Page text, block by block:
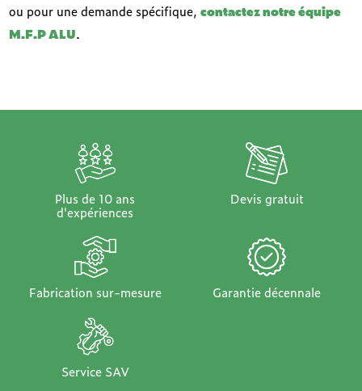
ou pour une demande spécifique,contactez notre équipe
M.F.P ALU.
Plus de 10 ans
d'expériences
Devis gratuit
Fabrication sur-mesure Garantie décennale
Service SAV